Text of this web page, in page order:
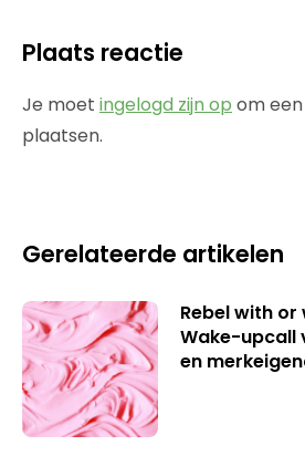
Plaats reactie
Je moet ingelogd zijn op om
plaatsen.
Gerelateerde artikelen
Rebel with
Wake-upcall
en